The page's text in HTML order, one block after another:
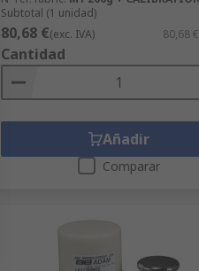
Subtotal (1 unidad)
80,68 €(exc. IVA) 80,68
Cantidad
Añadir
Comparar